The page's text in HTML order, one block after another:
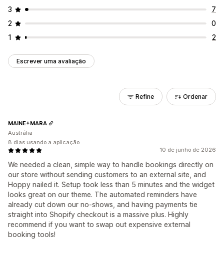
3
7
2
0
1
2
Escrever uma avaliação
Refine Ordenar
10 de junho de 2026
We needed a clean, simple way to handle bookings directly on
our store without sending customers to an external site, and
Hoppy nailed it. Setup took less than 5 minutes and the widget
looks great on our theme. The automated reminders have
already cut down our no-shows, and having payments tie
straight into Shopify checkout is a massive plus. Highly
recommend if you want to swap out expensive external
booking tools!
MAINE+MARA
Austrália
8 dias usando a aplicação